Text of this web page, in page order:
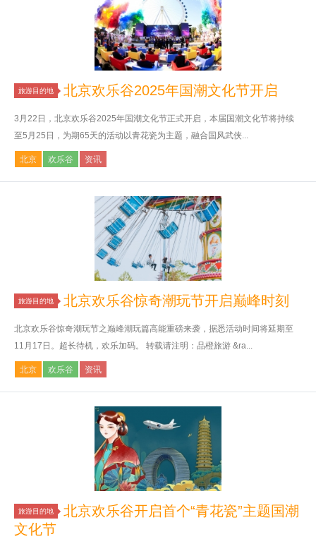
旅游目的地 北京欢乐谷2025年国潮文化节开启
3月22日，北京欢乐谷2025年国潮文化节正式开启，本届国潮文化节将持续
至5月25日，为期65天的活动以青花瓷为主题，融合国风武侠...
北京 欢乐谷 资讯
旅游目的地 北京欢乐谷惊奇潮玩节开启巅峰时刻
北京欢乐谷惊奇潮玩节之巅峰潮玩篇高能重磅来袭，据悉活动时间将延期至
11月17日。超长待机，欢乐加码。 转载请注明：品橙旅游 &ra...
北京 欢乐谷 资讯
旅游目的地
北京欢乐谷开启首个“青花瓷”主题国潮
文化节